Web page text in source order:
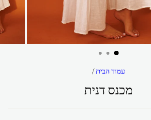
עמוד הבית/
מכנס דנית